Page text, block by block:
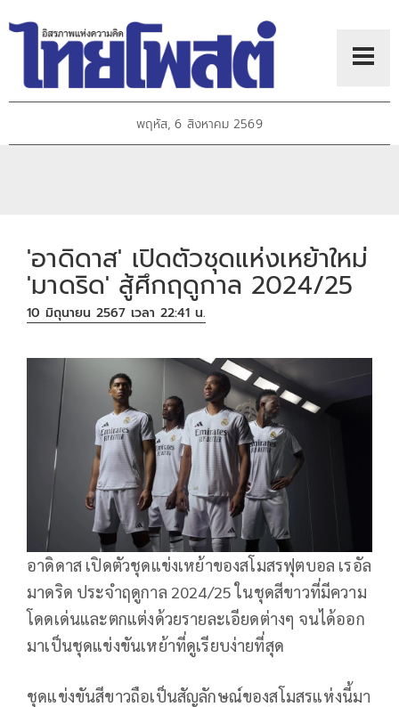
พฤหัส, 6 สิงหาคม 2569
'อาดิดาส' เปิดตัวชุดแห่งเหย้าใหม่
'มาดริด' สู้ศึกฤดูกาล 2024/25
10 มิถุนายน 2567 เวลา 22:41 น.
อาดิดาส เปิดตัวชุดแข่งเหย้าของสโมสรฟุตบอล เรอัล
มาดริด ประจำฤดูกาล 2024/25 ในชุดสีขาวที่มีความ
โดดเด่นและตกแต่งด้วยรายละเอียดต่างๆ จนได้ออก
มาเป็นชุดแข่งขันเหย้าที่ดูเรียบง่ายที่สุด
ชุดแข่งขันสีขาวถือเป็นสัญลักษณ์ของสโมสรแห่งนี้มา